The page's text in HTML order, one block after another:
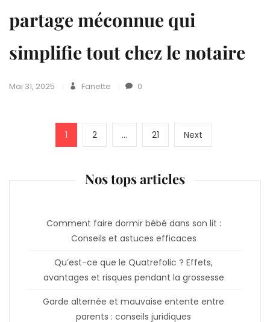
partage méconnue qui
simplifie tout chez le notaire
Mai 31, 2025 Fanette 0
Pagination
des
Page
1 Page
2 … Page
21 NextNext
page
Nos tops articles
Comment faire dormir bébé dans son lit :
Conseils et astuces efficaces
Qu’est-ce que le Quatrefolic ? Effets,
avantages et risques pendant la grossesse
Garde alternée et mauvaise entente entre
parents : conseils juridiques